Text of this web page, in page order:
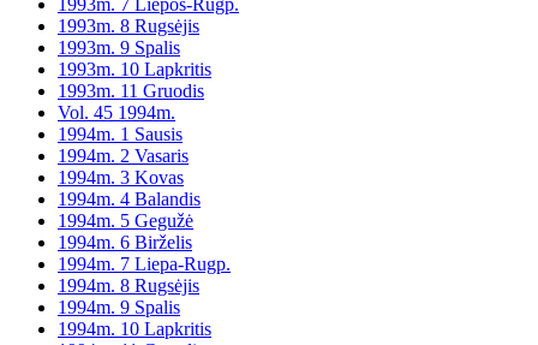
1993m. 7 Liepos-Rugp.
1993m. 8 Rugsėjis
1993m. 9 Spalis
1993m. 10 Lapkritis
1993m. 11 Gruodis
Vol. 45 1994m.
1994m. 1 Sausis
1994m. 2 Vasaris
1994m. 3 Kovas
1994m. 4 Balandis
1994m. 5 Gegužė
1994m. 6 Birželis
1994m. 7 Liepa-Rugp.
1994m. 8 Rugsėjis
1994m. 9 Spalis
1994m. 10 Lapkritis